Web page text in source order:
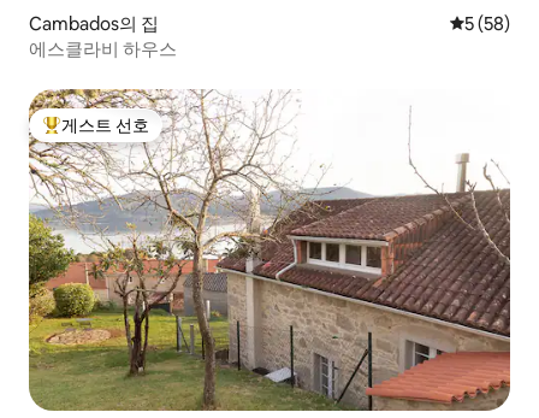
Cambados의 집 평점 5점(5
5 (58)
에스클라비 하우스
상위 게스트 선호
게스트 선호